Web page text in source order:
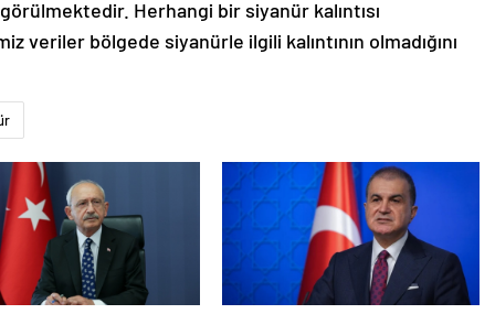
Herhangi bir siyanür kalıntısı
bölgede siyanürle ilgili kalıntının olmadığını